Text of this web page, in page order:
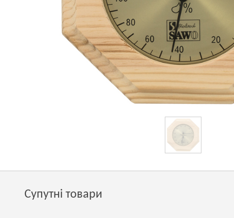
Супутні товари